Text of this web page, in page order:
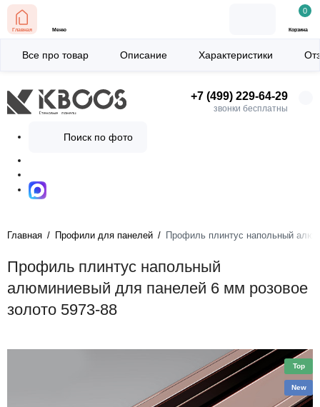
+7 (499) 229-64-29
звонки бесплатны
Поиск по фото
Главная Меню
0
Корзина
Главная Профили для панелей Профиль плинтус напольный
Профиль плинтус напольный
алюминиевый для панелей 6 мм розовое
золото 5973-88
Все про товар Описание Характеристики
Top
New